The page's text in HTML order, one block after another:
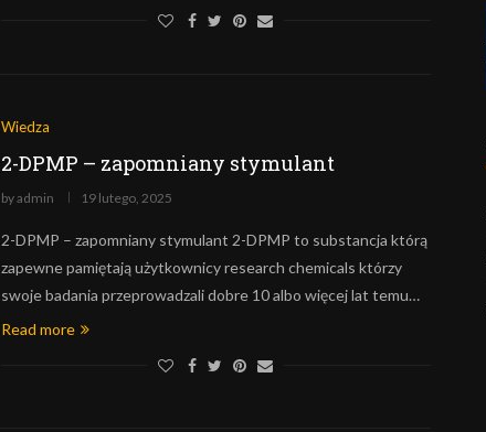
Wiedza
2-DPMP – zapomniany stymulant
byadmin 19 lutego, 2025
2-DPMP – zapomniany stymulant 2-DPMP to substancja którą
zapewne pamiętają użytkownicy research chemicals którzy
swoje badania przeprowadzali dobre 10 albo więcej lat temu…
Read more